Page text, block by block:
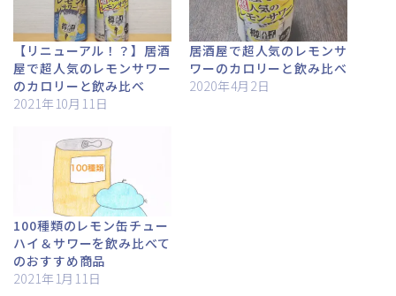
【リニューアル！？】居酒
屋で超人気のレモンサワー
のカロリーと飲み比べ
2021年10月11日
居酒屋で超人気のレモンサ
ワーのカロリーと飲み比べ
2020年4月2日
100種類のレモン缶チュー
ハイ＆サワーを飲み比べて
のおすすめ商品
2021年1月11日